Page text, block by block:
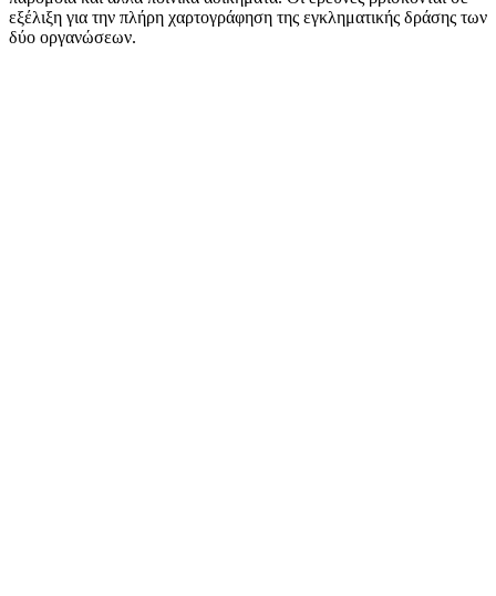
εξέλιξη για την πλήρη χαρτογράφηση της εγκληματικής δράσης των
δύο οργανώσεων.